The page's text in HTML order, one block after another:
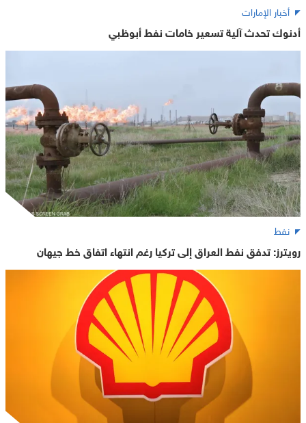
أخبار الإمارات
أدنوك تحدث آلية تسعير خامات نفط أبوظبي
نفط
رويترز: تدفق نفط العراق إلى تركيا رغم انتهاء اتفاق خط جيهان